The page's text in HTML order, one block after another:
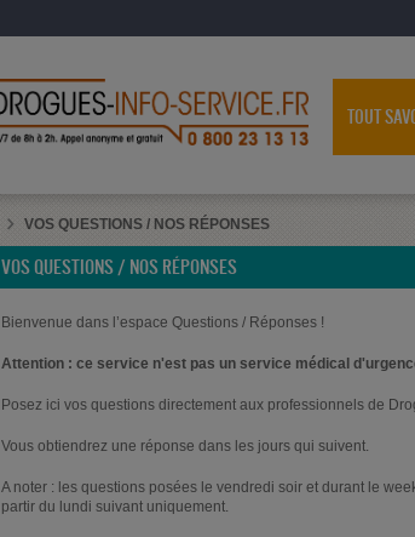
TOUT
VOS QUESTIONS / NOS RÉPONSES
VOS QUESTIONS / NOS RÉPONSES
Bienvenue dans l’espace Questions / Réponses !
Attention : ce service n'est pas un service médical
Posez ici vos questions directement aux professionnels de
Vous obtiendrez une réponse dans les jours qui suivent.
A noter : les questions posées le vendredi soir et durant le
partir du lundi suivant uniquement.